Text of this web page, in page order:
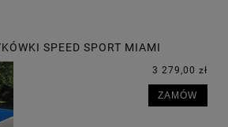
SPEED SPORT MIAMI
3 279,00 zł
ZAMÓW